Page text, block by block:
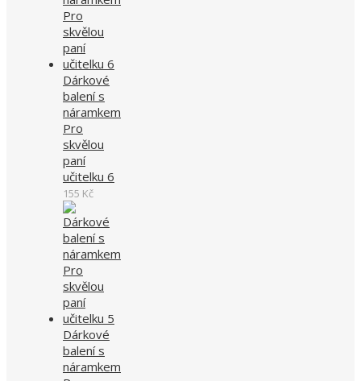
Dárkové
balení s
náramkem
Pro
skvělou
paní
učitelku 6
155 Kč
Dárkové
balení s
náramkem